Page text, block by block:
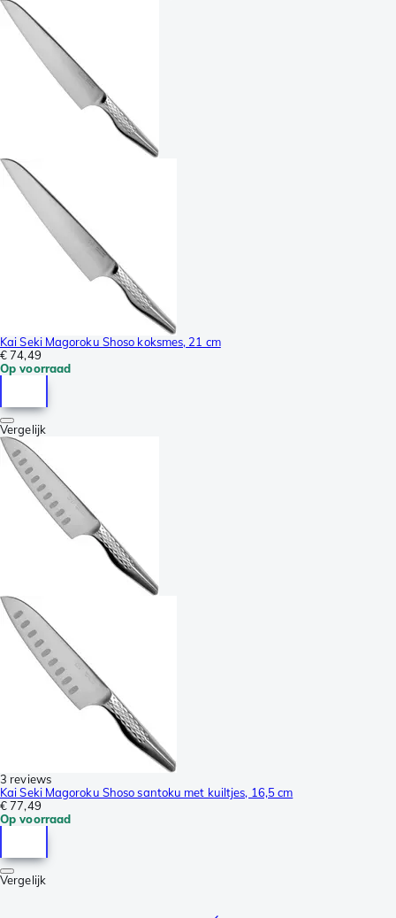
Kai Seki Magoroku Shoso koksmes, 21 cm
€ 74,49
Op voorraad
Vergelijk
3 reviews
Kai Seki Magoroku Shoso santoku met kuiltjes, 16,5 cm
€ 77,49
Op voorraad
Vergelijk